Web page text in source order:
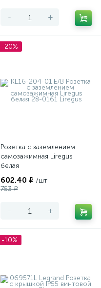
- +
-20%
Розетка с заземлением
самозажимная Liregus
белая
602.40 ₽ /шт
753 ₽
- +
-10%